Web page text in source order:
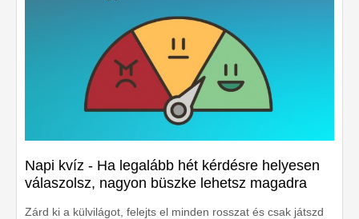
Napi kvíz - Ha legalább hét kérdésre helyesen
válaszolsz, nagyon büszke lehetsz magadra
Zárd ki a külvilágot, felejts el minden rosszat és csak játszd